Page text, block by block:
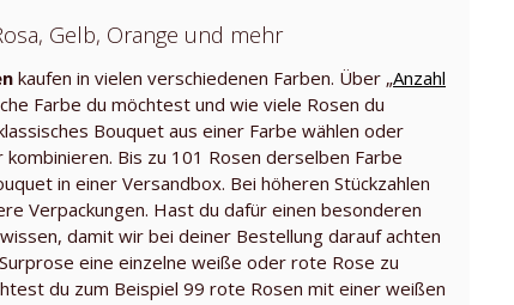
Gelb, Orange und mehr
kaufen in vielen verschiedenen Farben. Über „Anzahl
Farbe du möchtest und wie viele Rosen du
Bouquet aus einer Farbe wählen oder
Bis zu 101 Rosen derselben Farbe
in einer Versandbox. Bei höheren Stückzahlen
Verpackungen. Hast du dafür einen besonderen
damit wir bei deiner Bestellung darauf achten
eine einzelne weiße oder rote Rose zu
du zum Beispiel 99 rote Rosen mit einer weißen